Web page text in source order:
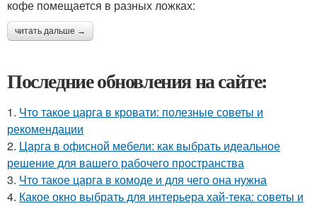
кофе помещается в разных ложках:
читать дальше →
Последние обновления на сайте:
1. Что такое царга в кровати: полезные советы и
рекомендации
2. Царга в офисной мебели: как выбрать идеальное
решение для вашего рабочего пространства
3. Что такое царга в комоде и для чего она нужна
4. Какое окно выбрать для интерьера хай-тека: советы и